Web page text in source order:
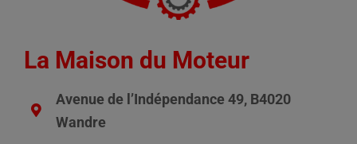
La Maison du Moteur
Avenue de l’Indépendance 49, B4020
Wandre